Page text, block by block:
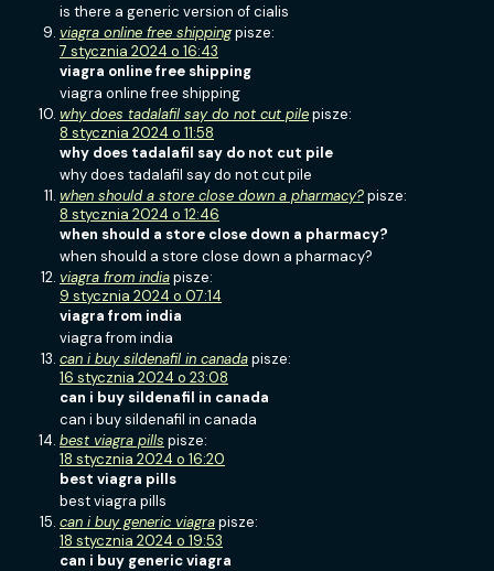
is there a generic version of cialis
viagra online free shippingpisze:
7 stycznia 2024 o 16:43
viagra online free shipping
viagra online free shipping
why does tadalafil say do not cut pilepisze:
8 stycznia 2024 o 11:58
why does tadalafil say do not cut pile
why does tadalafil say do not cut pile
when should a store close down a pharmacy?pisze:
8 stycznia 2024 o 12:46
when should a store close down a pharmacy?
when should a store close down a pharmacy?
viagra from indiapisze:
9 stycznia 2024 o 07:14
viagra from india
viagra from india
can i buy sildenafil in canadapisze:
16 stycznia 2024 o 23:08
can i buy sildenafil in canada
can i buy sildenafil in canada
best viagra pills pisze:
18 stycznia 2024 o 16:20
best viagra pills
best viagra pills
can i buy generic viagrapisze:
18 stycznia 2024 o 19:53
can i buy generic viagra